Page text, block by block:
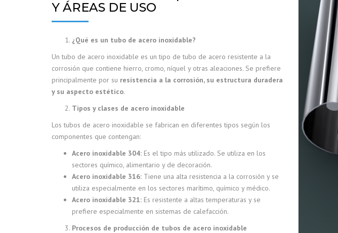
Y ÁREAS DE USO
¿Qué es un tubo de acero inoxidable?
Un tubo de acero inoxidable es un tipo de tubo de acero resistente a la
corrosión que contiene hierro, cromo, níquel y otras aleaciones. Se prefiere
principalmente por su resistencia a la corrosión, su estructura duradera
y su aspecto estético.
Tipos y clases de acero inoxidable
Los tubos de acero inoxidable se fabrican en diferentes tipos según los
componentes que contengan:
Acero inoxidable 304: Es el tipo más utilizado. Se utiliza en los
sectores químico, alimentario y de decoración.
Acero inoxidable 316: Tiene una alta resistencia a la corrosión y se
utiliza especialmente en los sectores marítimo, químico y médico.
Acero inoxidable 321: Es resistente a altas temperaturas y se
prefiere especialmente en sistemas de calefacción.
Procesos de producción de tubos de acero inoxidable